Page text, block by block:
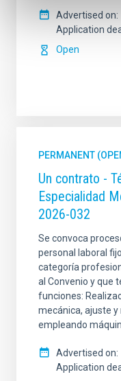
Advertised on
Application
Open
PERMANENT
Un contrato -
Especialidad
2026-032
Se convoca
personal laboral
categoría
al Convenio y que
funciones:
mecánica, ajuste
empleando
Advertised on
Application